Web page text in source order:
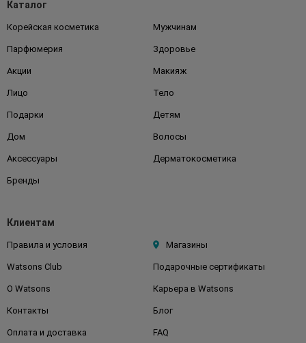
Каталог
Корейская косметика Мужчинам
Парфюмерия Здоровье
Акции Макияж
Лицо Тело
Подарки Детям
Дом Волосы
Аксессуары Дерматокосметика
Бренды
Клиентам
Правила и условия Магазины
Watsons Club Подарочные сертификаты
О Watsons Карьера в Watsons
Контакты Блог
Оплата и доставка FAQ